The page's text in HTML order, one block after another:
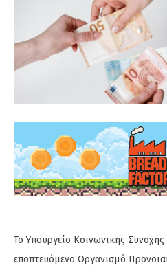
Το Υπουργείο Κοινωνικής Συνοχής
εποπτευόμενο Οργανισμό